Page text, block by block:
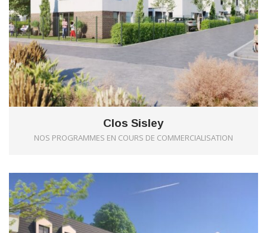
Clos Sisley
NOS PROGRAMMES EN COURS DE COMMERCIALISATION